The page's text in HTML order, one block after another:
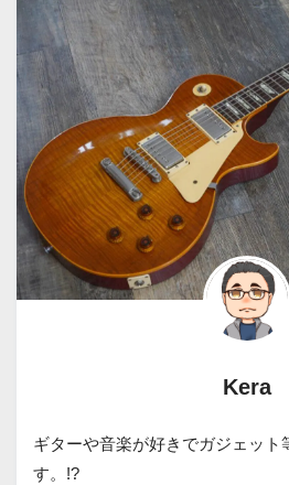
Kera
ギターや音楽が好きでガジェット
す。!?